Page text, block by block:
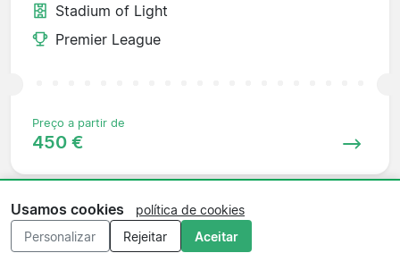
Stadium of Light
Premier League
Preço a partir de
450 €
Newcastle
Usamos cookies
política de cookies
Personalizar
Rejeitar Aceitar